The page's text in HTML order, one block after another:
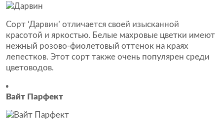
Сорт ‘Дарвин’ отличается своей изысканной
красотой и яркостью. Белые махровые цветки имеют
нежный розово-фиолетовый оттенок на краях
лепестков. Этот сорт также очень популярен среди
цветоводов.
Вайт Парфект